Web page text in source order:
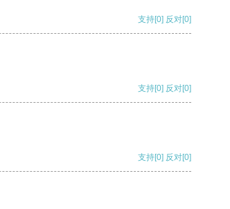
支持[0] 反对[0]
支持[0] 反对[0]
支持[0] 反对[0]